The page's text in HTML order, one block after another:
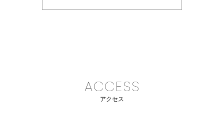
ACCESS
アクセス